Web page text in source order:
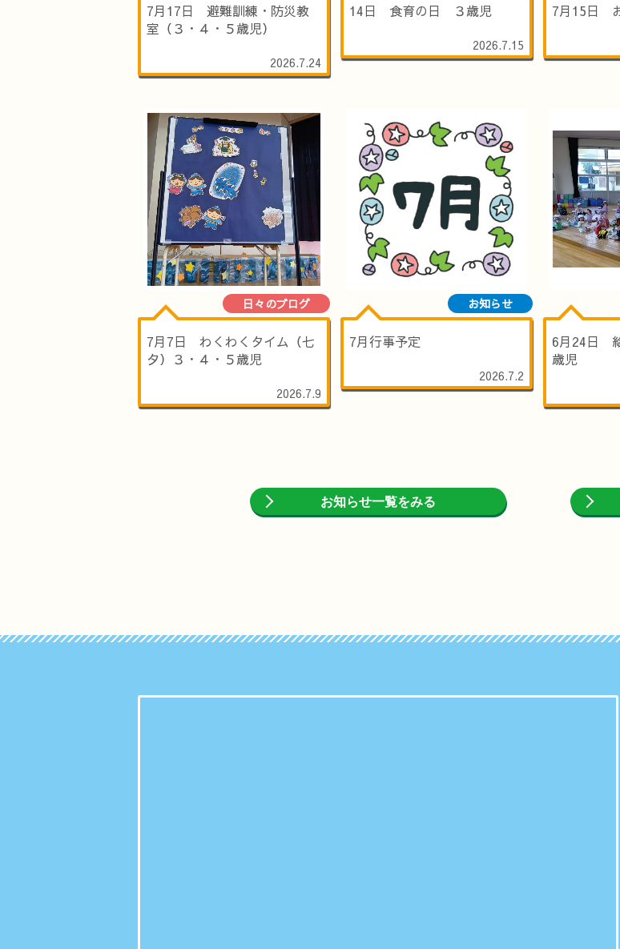
7月17日 避難訓練・防災教
室（３・４・５歳児）
2026.7.24
14日 食育の日 ３歳児
2026.7.15
7月15日
日々のブログ
7月7日 わくわくタイム（七
夕）３・４・５歳児
2026.7.9
お知らせ
7月行事予定
2026.7.2
6月24日
歳児
お知らせ一覧をみる